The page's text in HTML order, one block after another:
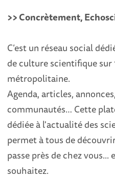
>> Concrètement,
C’est un réseau social
de culture scientifique
métropolitaine.
Agenda, articles,
communautés… Cette
dédiée à l'actualité des
permet à tous de
passe près de chez
souhaitez.